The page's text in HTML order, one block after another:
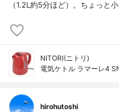
（1.2L約5分ほど）。ちょっと
NITORI(ニトリ)
電気ケトル ラマーレ4
hirohutoshi